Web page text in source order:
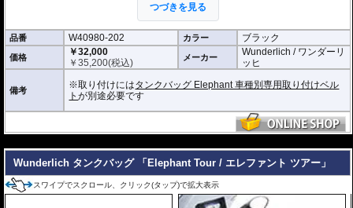
・給油時もタンクキャップにすばやくアクセスできます。
・防水加工 (完全防水を保証するものではありません)
・防水ファスナーを装備
・電源コードなどの取り回しに便利な防水グロメットを装備。
・米軍規格のMolleシステムを採用。様々なオプションが設置可能です。
容量 : 約10L
タンクバッグElephantに搭載可能な追加バッグなど様々なオプションをご用意
つづきを見る
品番 W40980-202 カラー ブラック
価格
￥32,000
￥35,200(税込) メーカー
Wunderlich / ワンダーリ
ッヒ
備考 ※取り付けにはタンクバッグ Elephant 車種別専用取り付けベル
トが別途必要です
Wunderlich タンクバッグ 「Elephant Tour / エレファント ツアー」
スワイプでスクロール、クリック(タップ)で拡大表示